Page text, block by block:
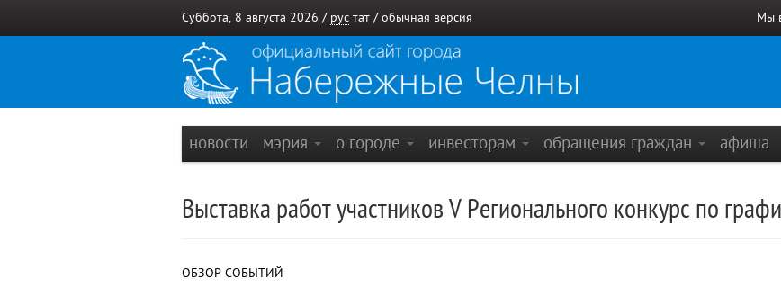
Суббота, 8 августа 2026 / рус тат / обычная версия Мы
новости мэрия о городе инвесторам обращения граждан афиша
Выставка работ участников V Регионального конкурс по
ОБЗОР СОБЫТИЙ